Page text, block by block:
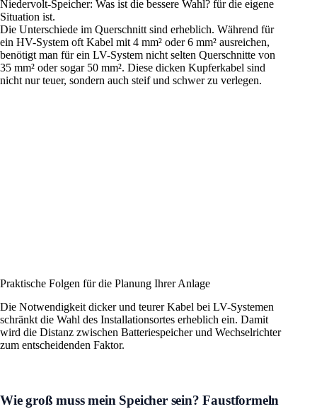
Niedervolt-Speicher: Was ist die bessere Wahl? für die eigene
Situation ist.
Die Unterschiede im Querschnitt sind erheblich. Während für
ein HV-System oft Kabel mit 4 mm² oder 6 mm² ausreichen,
benötigt man für ein LV-System nicht selten Querschnitte von
35 mm² oder sogar 50 mm². Diese dicken Kupferkabel sind
nicht nur teuer, sondern auch steif und schwer zu verlegen.
Praktische Folgen für die Planung Ihrer Anlage
Die Notwendigkeit dicker und teurer Kabel bei LV-Systemen
schränkt die Wahl des Installationsortes erheblich ein. Damit
wird die Distanz zwischen Batteriespeicher und Wechselrichter
zum entscheidenden Faktor.
Wie groß muss mein Speicher sein? Faustformeln